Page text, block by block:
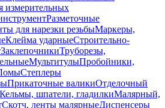
измерительных
Разметочные
для нарезки резьбыМаркеры,
Клейма ударныеСтроительно-
ЗаклепочникиТруборезы,
МультитулыПробойники,
Степлеры
Прикаточные валикиОтделочный
Кельмы, шпатели, гладилкиМалярный,
Скотч, ленты малярныеДиспенсеры